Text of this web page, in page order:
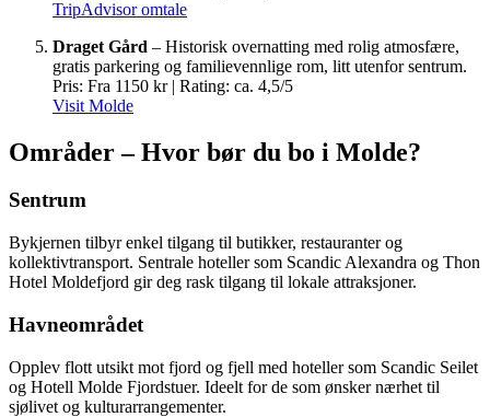
TripAdvisor omtale
Draget Gård – Historisk overnatting med rolig atmosfære,
gratis parkering og familievennlige rom, litt utenfor sentrum.
Pris: Fra 1150 kr | Rating: ca. 4,5/5
Visit Molde
Områder – Hvor bør du bo i Molde?
Sentrum
Bykjernen tilbyr enkel tilgang til butikker, restauranter og
kollektivtransport. Sentrale hoteller som Scandic Alexandra og Thon
Hotel Moldefjord gir deg rask tilgang til lokale attraksjoner.
Havneområdet
Opplev flott utsikt mot fjord og fjell med hoteller som Scandic Seilet
og Hotell Molde Fjordstuer. Ideelt for de som ønsker nærhet til
sjølivet og kulturarrangementer.